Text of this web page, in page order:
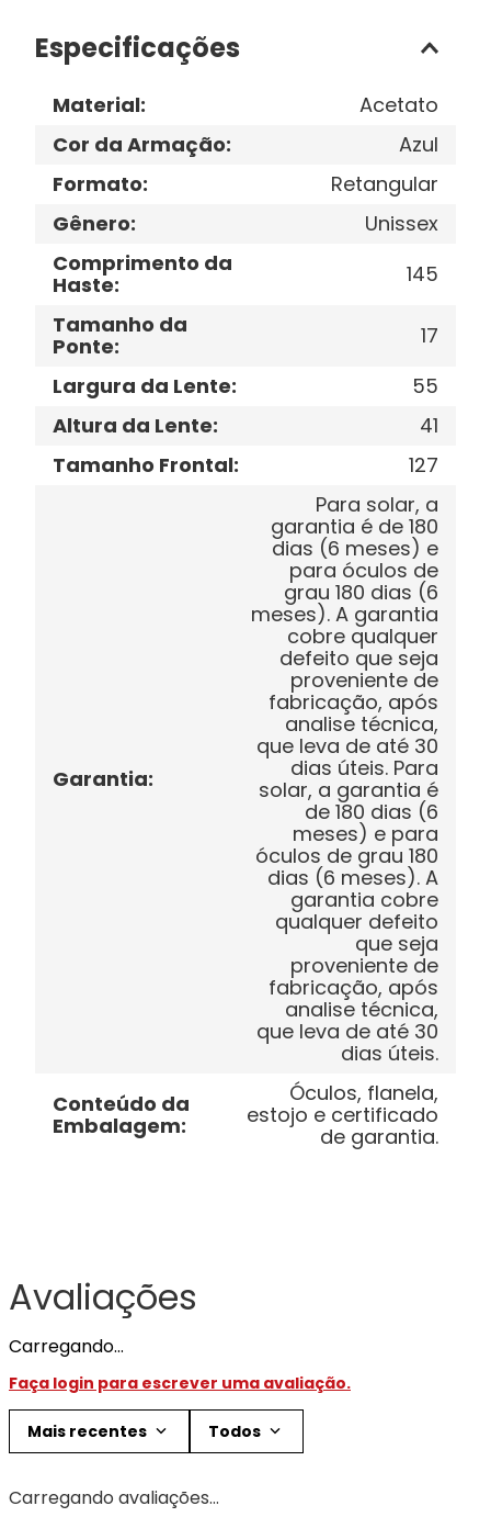
Especificações
Material:
Acetato
Cor da Armação:
Azul
Formato:
Retangular
Gênero:
Unissex
Comprimento da
Haste:
145
Tamanho da
Ponte:
17
Largura da Lente:
55
Altura da Lente:
41
Tamanho Frontal: 127
Garantia:
Para solar, a
garantia é de 180
dias (6 meses) e
para óculos de
grau 180 dias (6
meses). A garantia
cobre qualquer
defeito que seja
proveniente de
fabricação, após
analise técnica,
que leva de até 30
dias úteis. Para
solar, a garantia é
de 180 dias (6
meses) e para
óculos de grau 180
dias (6 meses). A
garantia cobre
qualquer defeito
que seja
proveniente de
fabricação, após
analise técnica,
que leva de até 30
dias úteis.
Conteúdo da
Embalagem:
Óculos, flanela,
estojo e certificado
de garantia.
Avaliações
Carregando…
Faça login para escrever uma avaliação.
Mais recentes Todos
Carregando avaliações…